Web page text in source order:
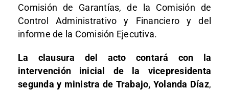
Comisión de Garantías, de la Comisión de
Control Administrativo y Financiero y del
informe de la Comisión Ejecutiva.
La clausura del acto contará con la
intervención inicial de la vicepresidenta
segunda y ministra de Trabajo, Yolanda Díaz,